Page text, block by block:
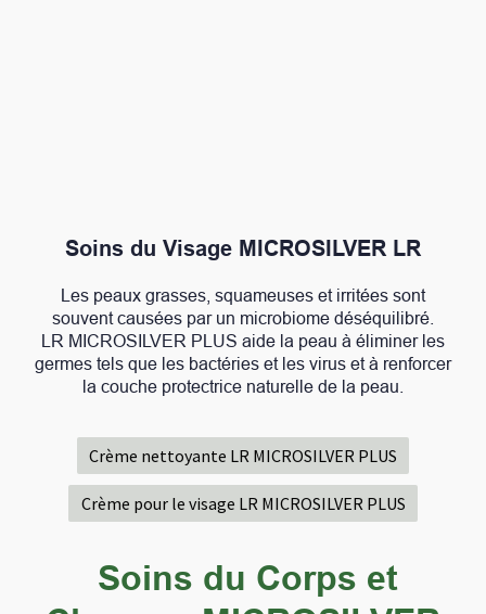
Soins du Visage MICROSILVER LR
Les peaux grasses, squameuses et irritées sont
souvent causées par un microbiome déséquilibré.
LR MICROSILVER PLUS aide la peau à éliminer les
germes tels que les bactéries et les virus et à renforcer
la couche protectrice naturelle de la peau.
Crème nettoyante LR MICROSILVER PLUS
Crème pour le visage LR MICROSILVER PLUS
Soins du Corps et